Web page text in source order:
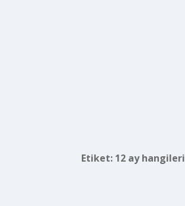
Etiket: 12 ay hangileri